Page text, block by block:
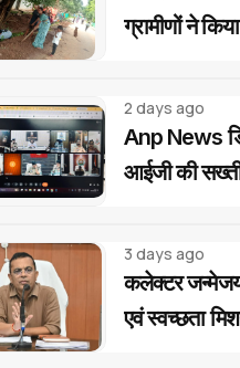
ग्रामीणों ने
2 days ago
Anp News
आईजी की
3 days ago
कलेक्टर
एवं स्वच्छता